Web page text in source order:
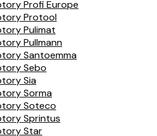
Profi Europe
Protool
Pulimat
Pullmann
Santoemma
Sebo
Sia
Sorma
Soteco
Sprintus
Star